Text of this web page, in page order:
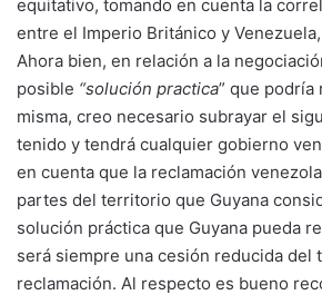
equitativo, tomando en cuenta la
entre el Imperio Británico y
Ahora bien, en relación a la
posible “solución practica” que podría
misma, creo necesario subrayar el
tenido y tendrá cualquier gobierno
en cuenta que la reclamación
partes del territorio que Guyana
solución práctica que Guyana pueda
será siempre una cesión reducida del
reclamación. Al respecto es bueno